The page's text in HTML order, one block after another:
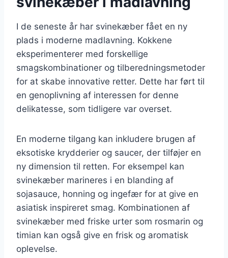
I de seneste år har svinekæber fået en ny
plads i moderne madlavning. Kokkene
eksperimenterer med forskellige
smagskombinationer og tilberedningsmetoder
for at skabe innovative retter. Dette har ført til
en genoplivning af interessen for denne
delikatesse, som tidligere var overset.
En moderne tilgang kan inkludere brugen af
eksotiske krydderier og saucer, der tilføjer en
ny dimension til retten. For eksempel kan
svinekæber marineres i en blanding af
sojasauce, honning og ingefær for at give en
asiatisk inspireret smag. Kombinationen af
svinekæber med friske urter som rosmarin og
timian kan også give en frisk og aromatisk
oplevelse.